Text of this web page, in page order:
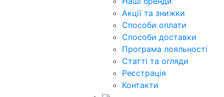
Акції та знижки
Способи оплати
Способи доставки
Програма лояльності
Статті та огляди
Реєстрація
Контакти